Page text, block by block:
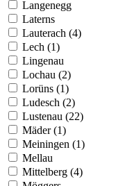
Langenegg
Laterns
Lauterach (4)
Lech (1)
Lingenau
Lochau (2)
Lorüns (1)
Ludesch (2)
Lustenau (22)
Mäder (1)
Meiningen (1)
Mellau
Mittelberg (4)